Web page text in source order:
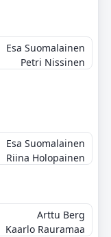
Esa Suomalainen
Petri Nissinen
Esa Suomalainen
Riina Holopainen
Arttu Berg
Kaarlo Rauramaa